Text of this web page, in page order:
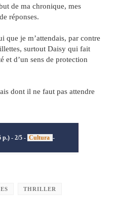
de ma chronique, mes
réponses.
que je m’attendais, par contre
surtout Daisy qui fait
et d’un sens de protection
dont il ne faut pas attendre
- 2/5 - Cultura -
THRILLER